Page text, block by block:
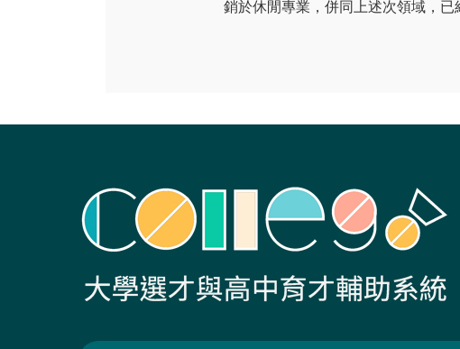
銷於休閒專業，併同上述次領域，已